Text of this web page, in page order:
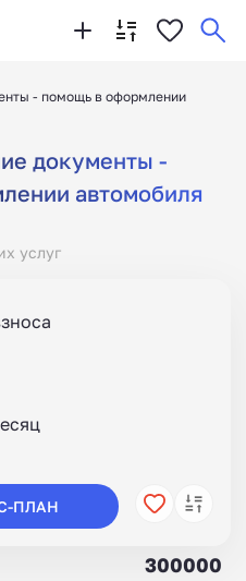
- помощь в оформлении
документы -
автомобиля
услуг
ПЛАН
300000